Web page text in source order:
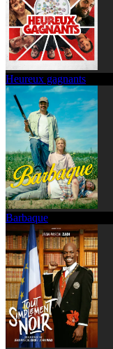
Heureux gagnants
Barbaque